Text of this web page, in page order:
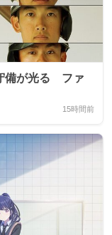
備が光る ファ
15時間前